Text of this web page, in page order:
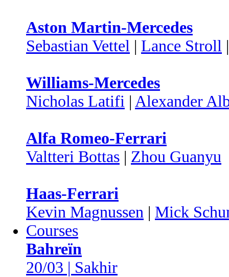
Aston Martin-Mercedes
Sebastian Vettel | Lance Stroll
Williams-Mercedes
Nicholas Latifi | Alexander
Alfa Romeo-Ferrari
Valtteri Bottas | Zhou Guanyu
Haas-Ferrari
Kevin Magnussen | Mick
Courses
Bahreïn
20/03 | Sakhir